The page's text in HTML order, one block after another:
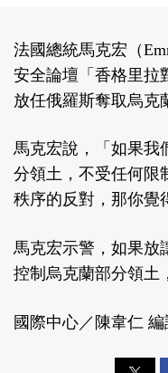
法國總統馬克宏（
安全論壇「香格里拉
放任俄羅斯奪取烏克
馬克宏說，「如果我
分領土，不受任何限
秩序的反對，那你覺
馬克宏示警，如果放
控制烏克蘭部分領土
國際中心／陳韋仁